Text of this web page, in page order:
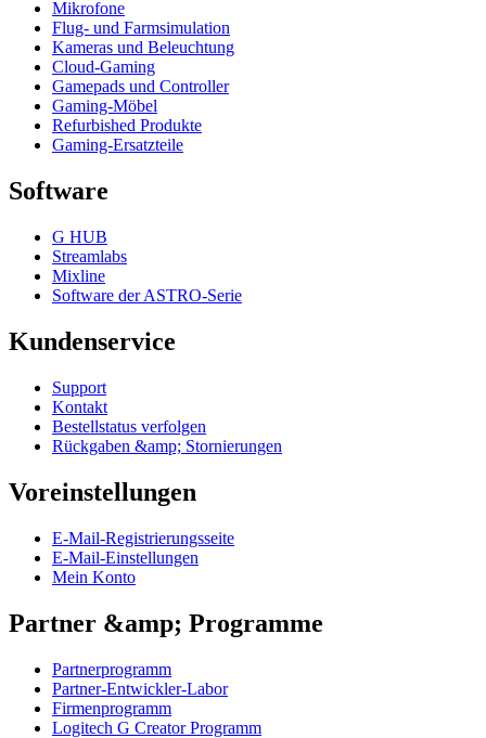
Mikrofone
Flug- und Farmsimulation
Kameras und Beleuchtung
Cloud-Gaming
Gamepads und Controller
Gaming-Möbel
Refurbished Produkte
Gaming-Ersatzteile
Software
G HUB
Streamlabs
Mixline
Software der ASTRO-Serie
Kundenservice
Support
Kontakt
Bestellstatus verfolgen
Rückgaben &amp; Stornierungen
Voreinstellungen
E-Mail-Registrierungsseite
E-Mail-Einstellungen
Mein Konto
Partner &amp; Programme
Partnerprogramm
Partner-Entwickler-Labor
Firmenprogramm
Logitech G Creator Programm